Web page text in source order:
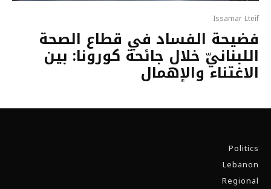
Issamar Lteif
فضيحة الفساد في قطاع الصحة
اللبنانيّ خلال جائحة كورونا: بين
الاغتناء والإهمال
Politics
Lebanon
Regional